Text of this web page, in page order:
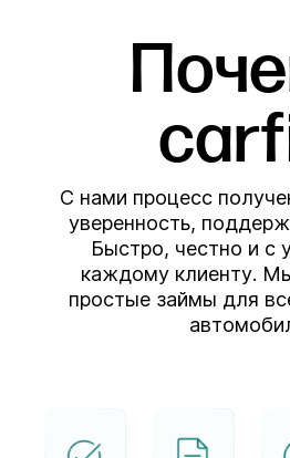
С нами процесс
уверенность,
Быстро, честно и с
каждому клиенту.
простые займы для